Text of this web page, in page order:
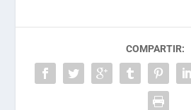
COMPARTIR: